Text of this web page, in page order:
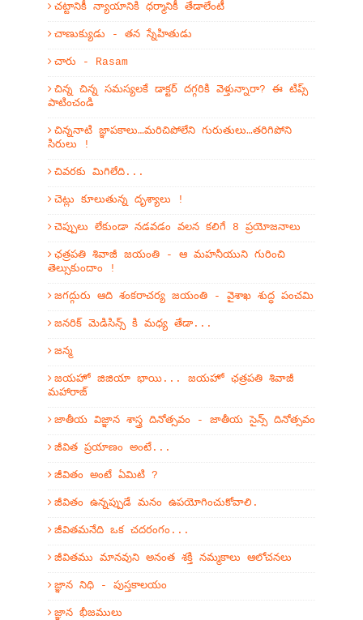
చట్టానికీ న్యాయానికి ధర్మానికీ తేడాలేంటీ
చాణుక్యుడు - తన స్నేహితుడు
చారు - Rasam
చిన్న చిన్న సమస్యలకే డాక్టర్ దగ్గరికి వెళ్తున్నారా? ఈ టిప్స్
పాటించండి
చిన్ననాటి జ్ఞాపకాలు…మరిచిపోలేని గురుతులు…తరిగిపోని
సిరులు !
చివరకు మిగిలేది...
చెట్లు కూలుతున్న దృశ్యాలు !
చెప్పులు లేకుండా నడవడం వలన కలిగే 8 ప్రయోజనాలు
ఛత్రపతి శివాజీ జయంతి - ఆ మహనీయుని గురించి
తెల్సుకుందాం !
జగద్గురు ఆది శంకరాచర్య జయంతి - వైశాఖ శుద్ధ పంచమి
జనరిక్ మెడిసిన్స్ కి మధ్య తేడా...
జన్మ
జయహో జిజియా భాయి... జయహో ఛత్రపతి శివాజీ
మహారాజ్
జాతీయ విజ్ఞాన శాస్త్ర దినోత్సవం - జాతీయ సైన్స్ దినోత్సవం
జీవిత ప్రయాణం అంటే...
జీవితం అంటే ఏమిటి ?
జీవితం ఉన్నప్పుడే మనం ఉపయోగించుకోవాలి.
జీవితమనేది ఒక చదరంగం...
జీవితము మానవుని అనంత శక్తి నమ్మకాలు ఆలోచనలు
జ్ఞాన నిధి - పుస్తకాలయం
జ్ఞాన భీజములు